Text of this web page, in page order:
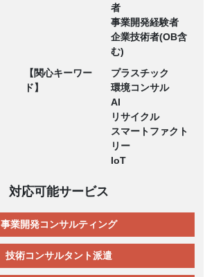
者
事業開発経験者
企業技術者(OB含
む)
【関心キーワー
ド】
プラスチック
環境コンサル
AI
リサイクル
スマートファクト
リー
IoT
対応可能サービス
事業開発コンサルティング
技術コンサルタント派遣